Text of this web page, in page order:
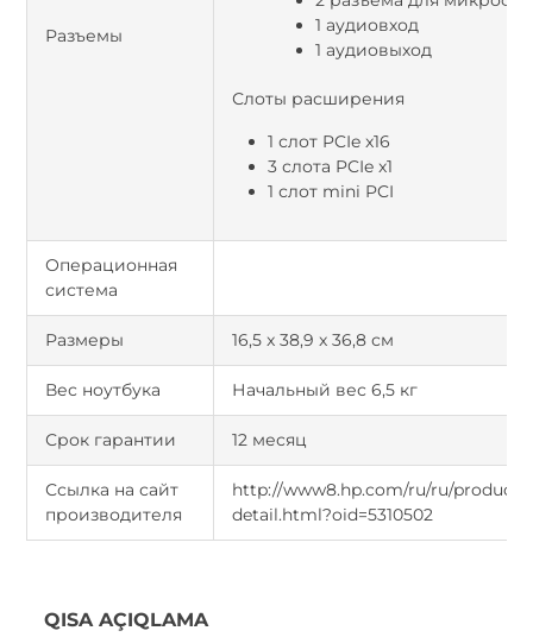
Разъемы
1 аудиовход
1 аудиовыход
Слоты расширения
1 слот PCIe x16
3 слота PCIe x1
1 слот mini PCI
Операционная
система
Размеры 16,5 x 38,9 x 36,8 см
Вес ноутбука Начальный вес 6,5 кг
Срок гарантии 12 месяц
Ссылка на сайт
производителя
http://www8.hp.com/ru/ru/
detail.html?oid=5310502
QISA AÇIQLAMA